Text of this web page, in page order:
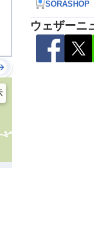
SORASHOP
ウェザーニ